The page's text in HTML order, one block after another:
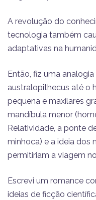
A revolução do
tecnologia também
adaptativas na
Então, fiz uma
australopithecus até o
pequena e maxilares
mandíbula menor
Relatividade, a ponte
minhoca) e a ideia dos
permitiriam a viagem
Escrevi um romance
ideias de ficção